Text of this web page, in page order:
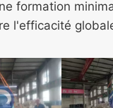
formation
l'efficacité